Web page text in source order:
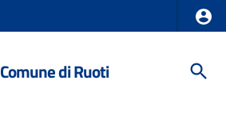
Comune di Ruoti